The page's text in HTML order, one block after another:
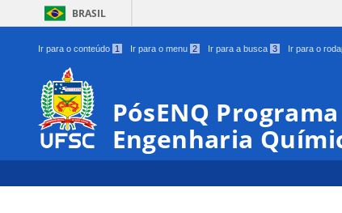
BRASIL
Ir para o conteúdo 1 Ir para o menu 2 Ir para a busca 3 Ir para o
PósENQ
Engenharia